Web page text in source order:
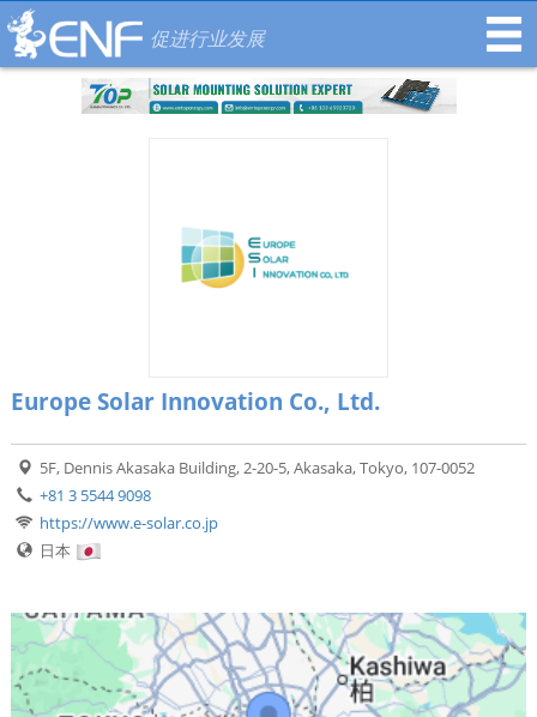
促进行业发展
Europe Solar Innovation Co., Ltd.
5F, Dennis Akasaka Building, 2-20-5, Akasaka, Tokyo, 107-0052
+81 3 5544 9098
https://www.e-solar.co.jp
日本